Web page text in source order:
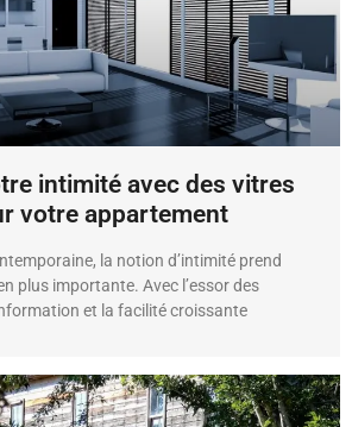
intimité avec des vitres
votre appartement
la notion d’intimité prend
plus importante. Avec l’essor des
et la facilité croissante